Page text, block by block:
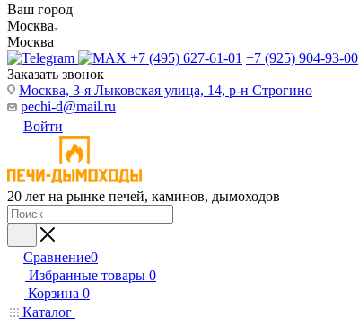
Ваш город
Москва
Москва
+7 (495) 627-61-01 +7 (925) 904-93-00
Заказать звонок
Москва, 3-я Лыковская улица, 14, р-н Строгино
pechi-d@mail.ru
Войти
20 лет на рынке печей, каминов, дымоходов
Сравнение0
Избранные товары 0
Корзина 0
Каталог